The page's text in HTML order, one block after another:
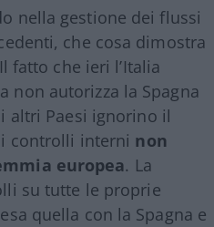
nella gestione dei flussi
che cosa dimostra
fatto che ieri l’Italia
non autorizza la Spagna
altri Paesi ignorino il
controlli interni non
europea. La
su tutte le proprie
quella con la Spagna e